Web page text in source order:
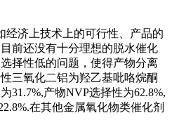
经济上技术上的可行性、产品的
前还没有十分理想的脱水催化
择性低的问题，使得产物分离
三氧化二铝为羟乙基吡咯烷酮
31.7%,产物NVP选择性为62.8%,
在其他金属氧化物类催化剂